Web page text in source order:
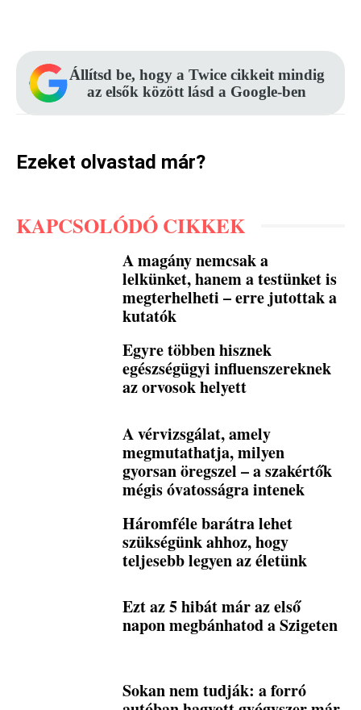
Állítsd be, hogy a Twice cikkeit mindig
az elsők között lásd a Google-ben
Ezeket olvastad már?
KAPCSOLÓDÓ CIKKEK
A magány nemcsak a
lelkünket, hanem a testünket is
megterhelheti – erre jutottak a
kutatók
Egyre többen hisznek
egészségügyi influenszereknek
az orvosok helyett
A vérvizsgálat, amely
megmutathatja, milyen
gyorsan öregszel – a szakértők
mégis óvatosságra intenek
Háromféle barátra lehet
szükségünk ahhoz, hogy
teljesebb legyen az életünk
Ezt az 5 hibát már az első
napon megbánhatod a Szigeten
Sokan nem tudják: a forró